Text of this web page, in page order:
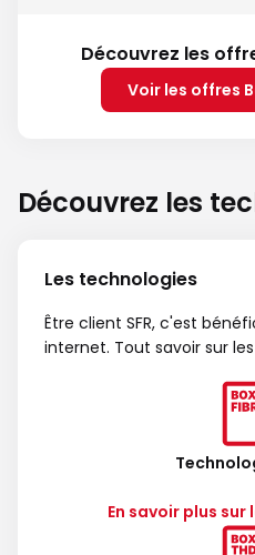
Découvrez les
Voir les offres
Découvrez les
Les technologies
Être client SFR, c'est
internet. Tout savoir sur
En savoir plus